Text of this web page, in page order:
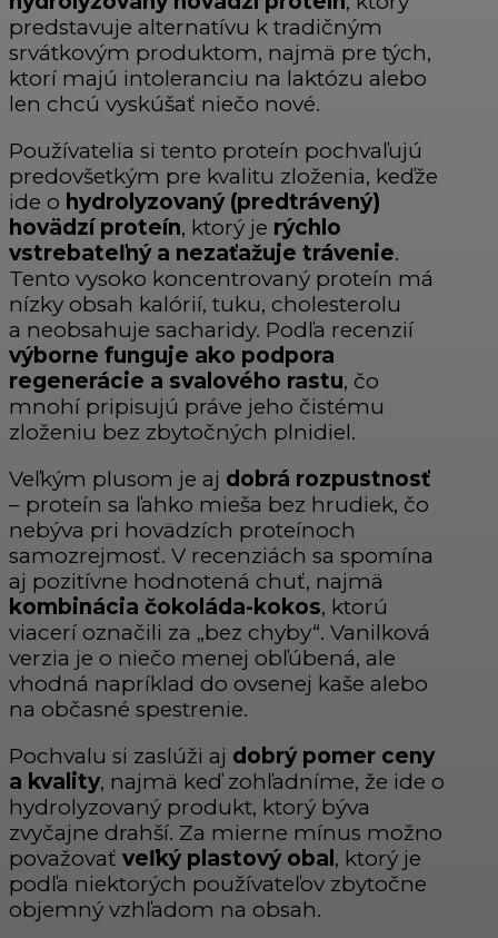
predstavuje alternatívu k tradičným
srvátkovým produktom, najmä pre tých,
ktorí majú intoleranciu na laktózu alebo
len chcú vyskúšať niečo nové.
Používatelia si tento proteín pochvaľujú
predovšetkým pre kvalitu zloženia, keďže
ide o hydrolyzovaný (predtrávený)
hovädzí proteín, ktorý je rýchlo
vstrebateľný a nezaťažuje trávenie.
Tento vysoko koncentrovaný proteín má
nízky obsah kalórií, tuku, cholesterolu
a neobsahuje sacharidy. Podľa recenzií
výborne funguje ako podpora
regenerácie a svalového rastu, čo
mnohí pripisujú práve jeho čistému
zloženiu bez zbytočných plnidiel.
Veľkým plusom je aj dobrá rozpustnosť
– proteín sa ľahko mieša bez hrudiek, čo
nebýva pri hovädzích proteínoch
samozrejmosť. V recenziách sa spomína
aj pozitívne hodnotená chuť, najmä
kombinácia čokoláda-kokos, ktorú
viacerí označili za „bez chyby“. Vanilková
verzia je o niečo menej obľúbená, ale
vhodná napríklad do ovsenej kaše alebo
na občasné spestrenie.
Pochvalu si zaslúži aj dobrý pomer ceny
a kvality, najmä keď zohľadníme, že ide o
hydrolyzovaný produkt, ktorý býva
zvyčajne drahší. Za mierne mínus možno
považovať veľký plastový obal , ktorý je
podľa niektorých používateľov zbytočne
objemný vzhľadom na obsah.